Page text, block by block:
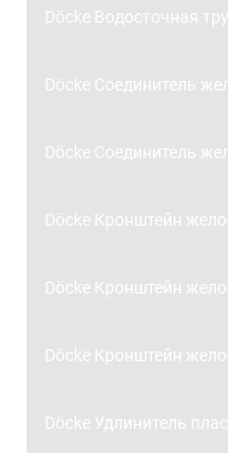
Döcke Водосточная
Döcke Соединитель
Döcke Соединитель
Döcke Кронштейн
Döcke Кронштейн
Döcke Кронштейн
Döcke Удлинитель